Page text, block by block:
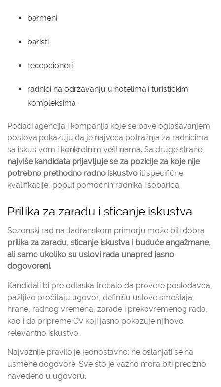
barmeni
baristi
recepcioneri
radnici na održavanju u hotelima i turističkim
kompleksima
Podaci agencija i kompanija koje se bave oglašavanjem
poslova pokazuju da je najveća potražnja za radnicima
sa iskustvom i konkretnim veštinama. Sa druge strane,
najviše kandidata prijavljuje se za pozicije za koje nije
potrebno prethodno radno iskustvo ili specifične
kvalifikacije, poput pomoćnih radnika i sobarica.
Prilika za zaradu i sticanje iskustva
Sezonski rad na Jadranskom primorju može biti dobra
prilika za zaradu, sticanje iskustva i buduće angažmane,
ali samo ukoliko su uslovi rada unapred jasno
dogovoreni.
Kandidati bi pre odlaska trebalo da provere poslodavca,
pažljivo pročitaju ugovor, definišu uslove smeštaja,
hrane, radnog vremena, zarade i prekovremenog rada,
kao i da pripreme CV koji jasno pokazuje njihovo
relevantno iskustvo.
Najvažnije pravilo je jednostavno: ne oslanjati se na
usmene dogovore. Sve što je važno mora biti precizno
navedeno u ugovoru.